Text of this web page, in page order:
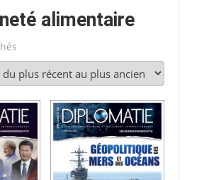
alimentaire
Trié
du
plus
récent
au
plus
ancien